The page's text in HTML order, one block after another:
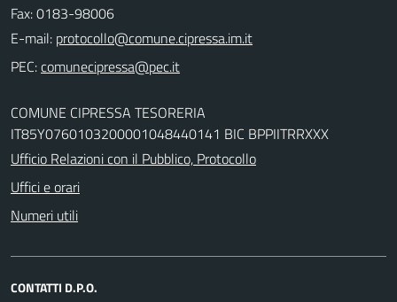
Fax: 0183-98006
E-mail:
PEC:
COMUNE CIPRESSA TESORERIA
IT85Y0760103200001048440141 BIC BPPIITRRXXX
Ufficio Relazioni con il Pubblico, Protocollo
Uffici e orari
Numeri utili
CONTATTI D.P.O.